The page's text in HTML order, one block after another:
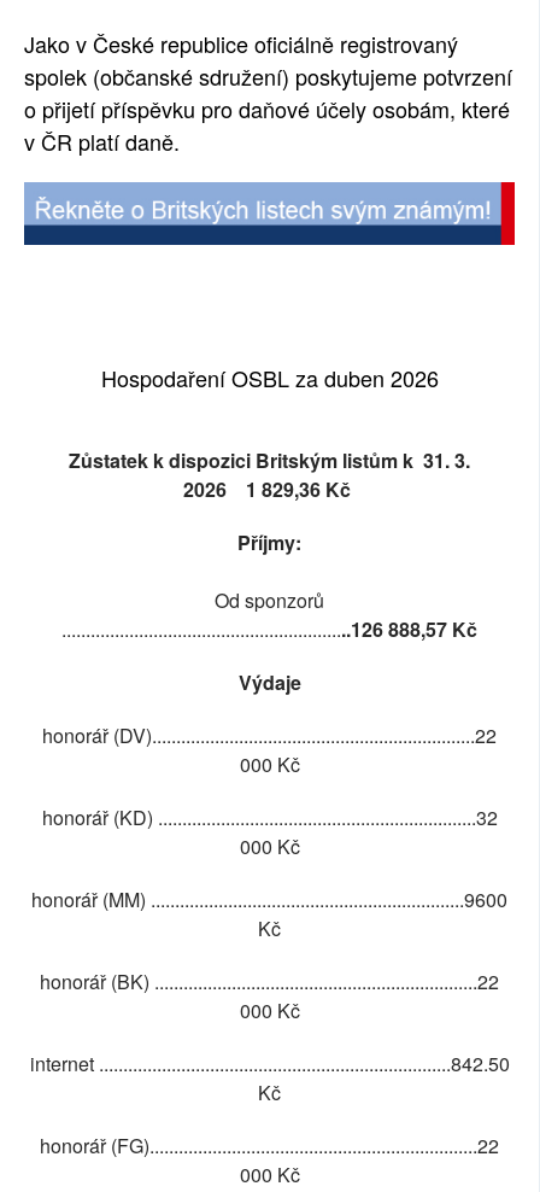
Jako v České republice oficiálně registrovaný
spolek (občanské sdružení) poskytujeme potvrzení
o přijetí příspěvku pro daňové účely osobám, které
v ČR platí daně.
Hospodaření OSBL za duben 2026
Zůstatek k dispozici Britským listům k 31. 3.
2026
1 829,36 Kč
Příjmy:
Od sponzorů
............................................................126 888,57 Kč
Výdaje
honorář (DV)...................................................................22
000 Kč
honorář (KD) ..................................................................32
000 Kč
honorář (MM) .................................................................9600
Kč
honorář (BK) ...................................................................22
000 Kč
internet .........................................................................842.50
Kč
honorář (FG)....................................................................22
000 Kč